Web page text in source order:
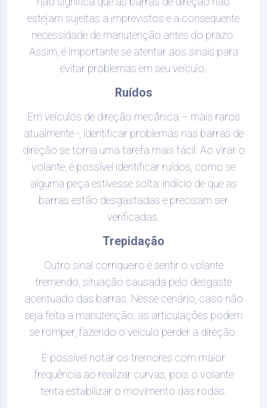
estejam sujeitas a imprevistos e a consequente
necessidade de manutenção antes do prazo.
Assim, é importante se atentar aos sinais para
evitar problemas em seu veículo.
Ruídos
Em veículos de direção mecânica – mais raros
atualmente -, identificar problemas nas barras de
direção se torna uma tarefa mais fácil. Ao virar o
volante, é possível identificar ruídos, como se
alguma peça estivesse solta: indício de que as
barras estão desgastadas e precisam ser
verificadas.
Trepidação
Outro sinal corriqueiro é sentir o volante
tremendo, situação causada pelo desgaste
acentuado das barras. Nesse cenário, caso não
seja feita a manutenção, as articulações podem
se romper, fazendo o veículo perder a direção.
É possível notar os tremores com maior
frequência ao realizar curvas, pois o volante
tenta estabilizar o movimento das rodas.